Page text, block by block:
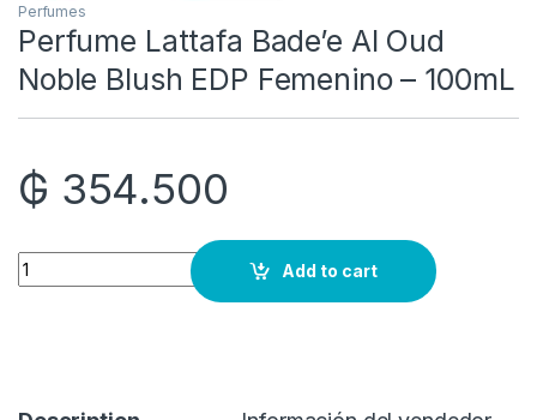
Perfumes
Perfume Lattafa Bade’e Al Oud
Noble Blush EDP Femenino – 100mL
₲ 354.500
Quantity
Add to cart